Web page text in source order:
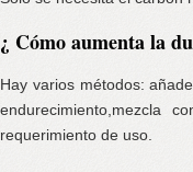
¿ Cómo aumenta la
Hay varios métodos:
endurecimiento,mezcla
requerimiento de uso.